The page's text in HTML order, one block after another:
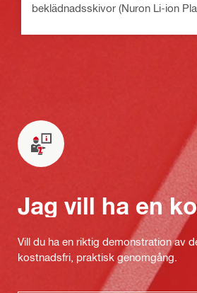
beklädnadsskivor (Nuron Li-ion
Jag vill ha en
Vill du ha en riktig demonstration av
kostnadsfri, praktisk genomgång.